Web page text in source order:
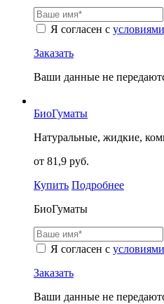
Я согласен с
Заказать
Ваши данные не
БиоГуматы
Натуральные, жидкие,
от 81,9 руб.
Купить Подробнее
БиоГуматы
Я согласен с
Заказать
Ваши данные не